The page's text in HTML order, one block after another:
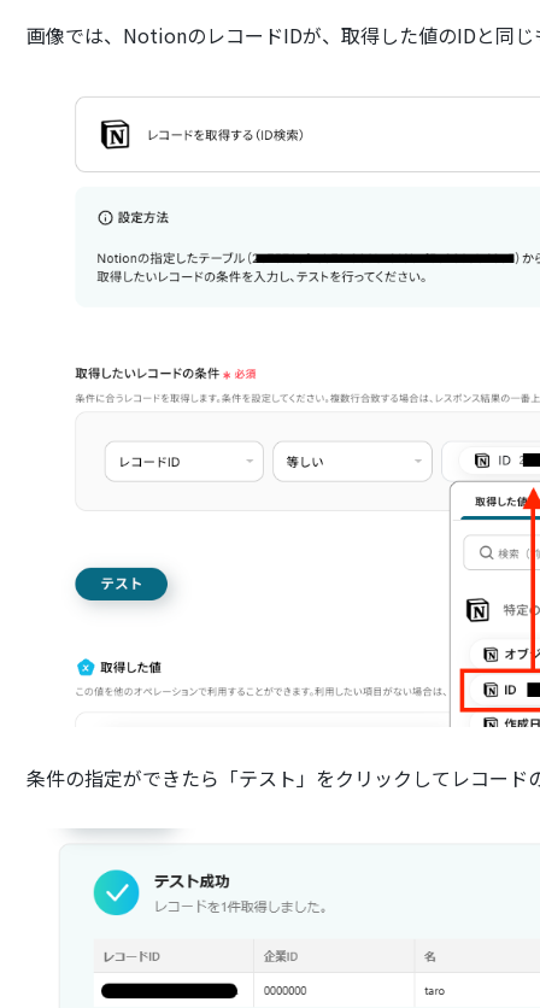
画像では、NotionのレコードIDが、取得した値のIDと同
条件の指定ができたら「テスト」をクリックしてレコード